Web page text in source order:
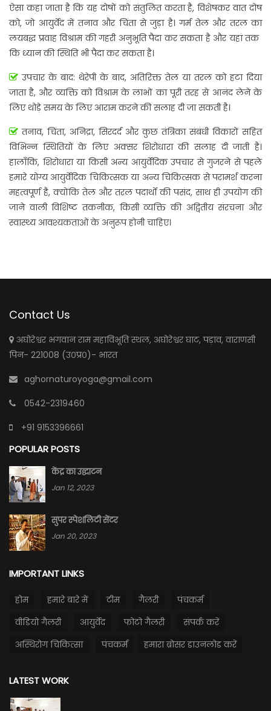
ऐसा कहा जाता है कि यह दोषों को संतुलित करता है, विशेषकर वात दोष
को, जो आयुर्वेद में तनाव और चिंता से जुड़ा है। गर्म तेल और तरल का
लयबद्ध प्रवाह विश्राम की गहरी अनुभूति पैदा कर सकता है और यहां तक ​​
कि ध्यान की स्थिति भी पैदा कर सकता है।
उपचार के बाद: थेरेपी के बाद, अतिरिक्त तेल या तरल को हटा दिया
जाता है, और व्यक्ति को विश्राम के लाभों का पूरी तरह से आनंद लेने के
लिए थोड़े समय के लिए आराम करने की सलाह दी जा सकती है।
तनाव, चिंता, अनिद्रा, सिरदर्द और कुछ तंत्रिका संबंधी विकारों सहित
विभिन्न स्थितियों के लिए अक्सर शिरोधारा की सलाह दी जाती है।
हालाँकि, शिरोधारा या किसी अन्य आयुर्वेदिक उपचार से गुजरने से पहले
हमारे योग्य आयुर्वेदिक चिकित्सक या अन्य चिकित्सक से परामर्श करना
महत्वपूर्ण है, क्योंकि तेल और तरल पदार्थों की पसंद, साथ ही उपयोग की
जाने वाली विशिष्ट तकनीक, किसी व्यक्ति की अद्वितीय संरचना और
स्वास्थ्य आवश्यकताओं के अनुरूप होनी चाहिए।
Contact Us
अघोरेश्वर भगवान राम महाविभूति स्थल, अघोरेश्वर घाट, पड़ाव, वाराणसी
पिन- 221008 (उ०प्र०)- भारत
aghornaturoyoga@gmail.com
0542-2319460
+91 9153396661
POPULAR POSTS
केंद्र का उद्घाटन
Jan 12, 2023
सुपर स्पेशलिटी सेंटर
Jan 20, 2023
IMPORTANT LINKS
होम हमारे बारे में टीम गैलरी
पंचकर्म
वीडियो गैलरी
आयुर्वेद फोटो गैलरी
संपर्क करें
अस्थिरोग चिकित्सा
पंचकर्म हमारा ब्रोसर डाउनलोड करें
LATEST WORK